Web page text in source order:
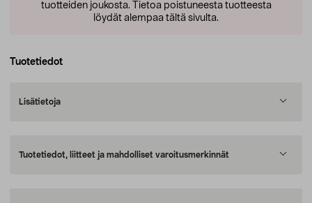
tuotteiden joukosta. Tietoa poistuneesta tuotteesta
löydät alempaa tältä sivulta.
Tuotetiedot
Lisätietoja
Tuotetiedot, liitteet ja mahdolliset varoitusmerkinnät